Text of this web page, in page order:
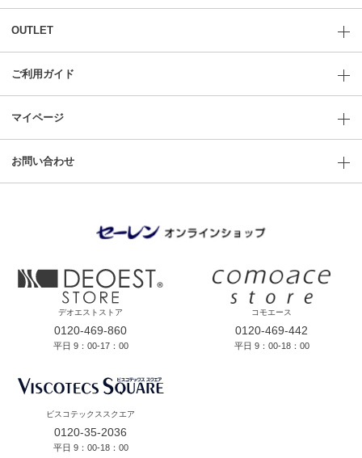
OUTLET
ご利用ガイド
マイページ
お問い合わせ
デオエストストア
0120-469-860
平日 9：00-17：00
コモエース
0120-469-442
平日 9：00-18：00
ビスコテックススクエア
0120-35-2036
平日 9：00-18：00